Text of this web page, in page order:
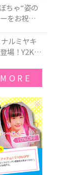
を記念し
ちゃ“姿の
をお祝い
は「かぼち
場
ルミヤキ
場！Y2Kム